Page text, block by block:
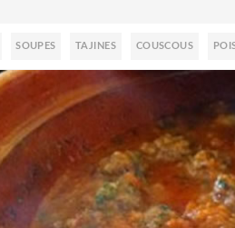
SOUPES TAJINES COUSCOUS